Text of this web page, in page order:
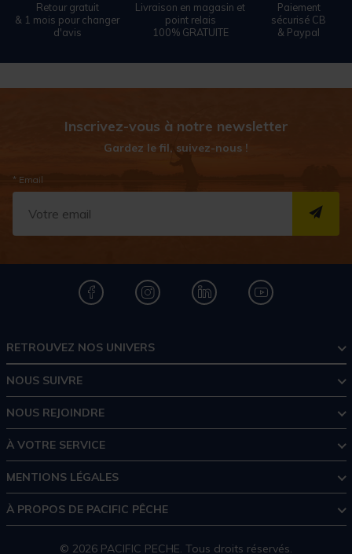
Retour gratuit
& 1 mois pour changer
d'avis
Livraison en magasin et
point relais
100% GRATUITE
Paiement
sécurisé CB
& Paypal
Inscrivez-vous à notre newsletter
Gardez le fil, suivez-nous !
* Email
RETROUVEZ NOS UNIVERS
NOUS SUIVRE
NOUS REJOINDRE
À VOTRE SERVICE
MENTIONS LÉGALES
À PROPOS DE PACIFIC PÊCHE
© 2026 PACIFIC PECHE. Tous droits réservés.